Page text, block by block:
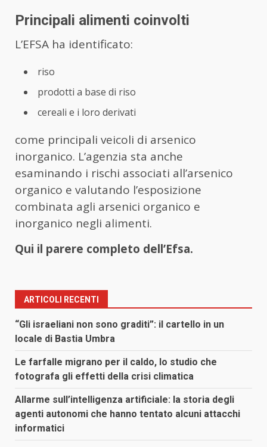
Principali alimenti coinvolti
L’EFSA ha identificato:
riso
prodotti a base di riso
cereali e i loro derivati
come principali veicoli di arsenico
inorganico. L’agenzia sta anche
esaminando i rischi associati all’arsenico
organico e valutando l’esposizione
combinata agli arsenici organico e
inorganico negli alimenti.
Qui il parere completo dell’Efsa.
ARTICOLI RECENTI
“Gli israeliani non sono graditi”: il cartello in un
locale di Bastia Umbra
Le farfalle migrano per il caldo, lo studio che
fotografa gli effetti della crisi climatica
Allarme sull’intelligenza artificiale: la storia degli
agenti autonomi che hanno tentato alcuni attacchi
informatici